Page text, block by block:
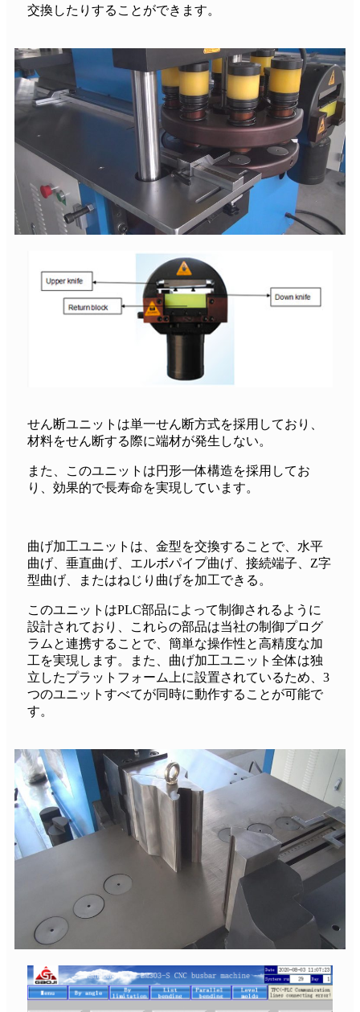
交換したりすることができます。
せん断ユニットは単一せん断方式を採用しており、
材料をせん断する際に端材が発生しない。
また、このユニットは円形一体構造を採用してお
り、効果的で長寿命を実現しています。
曲げ加工ユニットは、金型を交換することで、水平
曲げ、垂直曲げ、エルボパイプ曲げ、接続端子、Z字
型曲げ、またはねじり曲げを加工できる。
このユニットはPLC部品によって制御されるように
設計されており、これらの部品は当社の制御プログ
ラムと連携することで、簡単な操作性と高精度な加
工を実現します。また、曲げ加工ユニット全体は独
立したプラットフォーム上に設置されているため、3
つのユニットすべてが同時に動作することが可能で
す。